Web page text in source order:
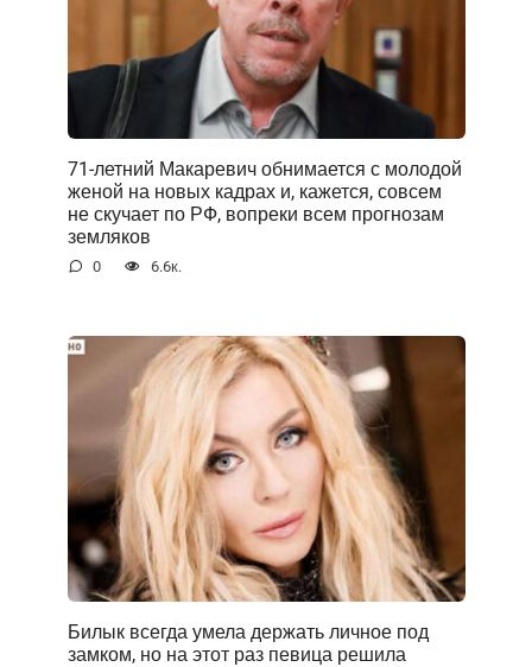
71-летний Макаревич обнимается с молодой
женой на новых кадрах и, кажется, совсем
не скучает по РФ, вопреки всем прогнозам
земляков
0 6.6к.
Билык всегда умела держать личное под
замком, но на этот раз певица решила